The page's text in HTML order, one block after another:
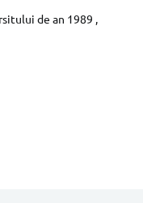
de an 1989 ,